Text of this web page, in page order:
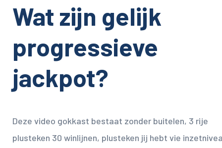
Wat zijn gelijk
progressieve
jackpot?
Deze video gokkast bestaat zonder buitelen, 3 rije
plusteken 30 winlijnen, plusteken jij hebt vie